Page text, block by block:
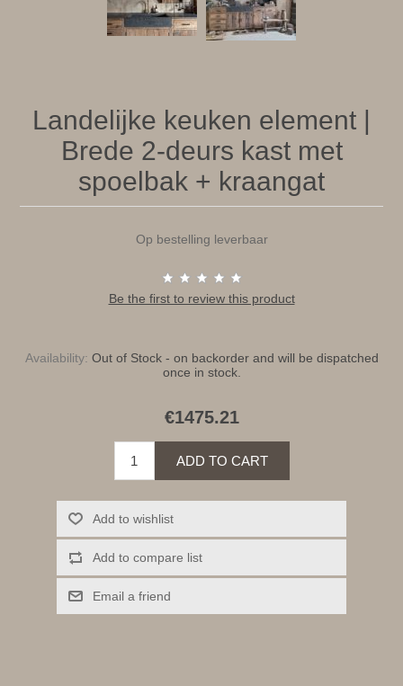
Landelijke keuken element |
Brede 2-deurs kast met
spoelbak + kraangat
Op bestelling leverbaar
Be the first to review this product
Availability: Out of Stock - on backorder and will be dispatched
once in stock.
€1475.21
ADD TO CART
Add to wishlist
Add to compare list
Email a friend